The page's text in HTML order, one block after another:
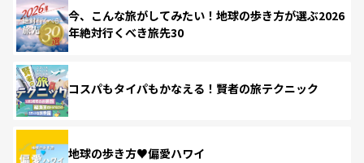
今、こんな旅がしてみたい！地球の歩き方が選ぶ2026
年絶対行くべき旅先30
コスパもタイパもかなえる！賢者の旅テクニック
地球の歩き方♥偏愛ハワイ